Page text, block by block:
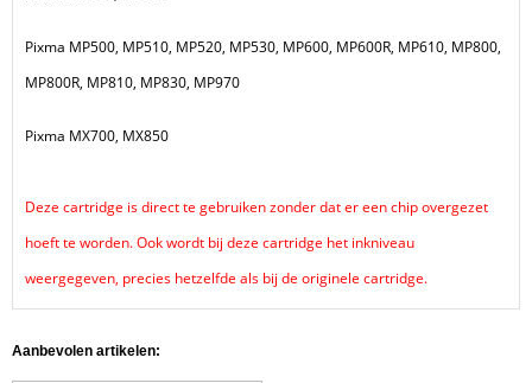
Pixma MP500, MP510, MP520, MP530, MP600, MP600R, MP610, MP800,
MP800R, MP810, MP830, MP970
Pixma MX700, MX850
Deze cartridge is direct te gebruiken zonder dat er een chip overgezet
hoeft te worden. Ook wordt bij deze cartridge het inkniveau
weergegeven, precies hetzelfde als bij de originele cartridge.
Aanbevolen artikelen: